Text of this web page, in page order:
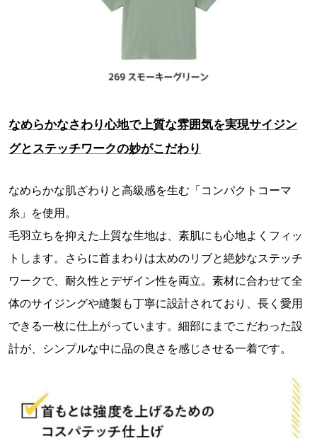
なめらかなさわり心地で上質な雰囲気を実現サイジン
グとステッチワークの妙がこだわり
なめらかな肌ざわりと高級感を生む「コンパクトコーマ
糸」を使用。
毛羽立ちを抑えた上質な生地は、素肌にも心地よくフィッ
トします。さらに首まわりは太めのリブと絶妙なステッチ
ワークで、耐久性とデザイン性を両立。素材に合わせて全
体のサイジングや縫製も丁寧に設計されており、長く愛用
できる一枚に仕上がっています。細部にまでこだわった設
計が、シンプルな中に品の良さを感じさせる一着です。